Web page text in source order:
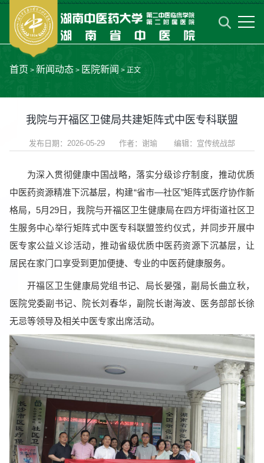
首页 > 新闻动态> 医院新闻> 正文
我院与开福区卫健局共建矩阵式中医专科联盟
发布日期：2026-05-29 作者：​谢瑜 编辑：宣传统战部
为深入贯彻健康中国战略，落实分级诊疗制度，推动优质
中医药资源精准下沉基层，构建“省市—社区”矩阵式医疗协作新
格局，5月29日，我院与开福区卫生健康局在四方坪街道社区卫
生服务中心举行矩阵式中医专科联盟签约仪式，并同步开展中
医专家公益义诊活动，推动省级优质中医药资源下沉基层，让
居民在家门口享受到更加便捷、专业的中医药健康服务。
开福区卫生健康局党组书记、局长晏强，副局长曲立秋，
医院党委副书记、院长刘春华，副院长谢海波、医务部部长徐
无忌等领导及相关中医专家出席活动。